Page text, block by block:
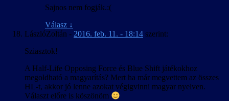
Sajnos nem fogják.:(
Válasz ↓
LászlóZoltán - 2016. feb. 11. - 18:14 szerint:
Sziasztok!
A Half-Life Opposing Force és Blue Shift játékokhoz
megoldható a magyarítás? Mert ha már megvettem az összes
HL-t, akkor jó lenne azokat végigvinni magyar nyelven.
Választ előre is köszönöm